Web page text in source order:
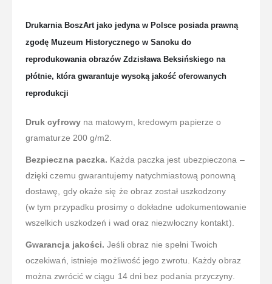
Drukarnia BoszArt jako jedyna w Polsce posiada prawną
zgodę Muzeum Historycznego w Sanoku do
reprodukowania obrazów Zdzisława Beksińskiego na
płótnie, która gwarantuje wysoką jakość oferowanych
reprodukcji
Druk cyfrowyna matowym, kredowym papierze o
gramaturze 200 g/m2.
Bezpieczna paczka. Każda paczka jest ubezpieczona –
dzięki czemu gwarantujemy natychmiastową ponowną
dostawę, gdy okaże się że obraz został uszkodzony
(w tym przypadku prosimy o dokładne udokumentowanie
wszelkich uszkodzeń i wad oraz niezwłoczny kontakt).
Gwarancja jakości. Jeśli obraz nie spełni Twoich
oczekiwań, istnieje możliwość jego zwrotu. Każdy obraz
można zwrócić w ciągu 14 dni bez podania przyczyny.